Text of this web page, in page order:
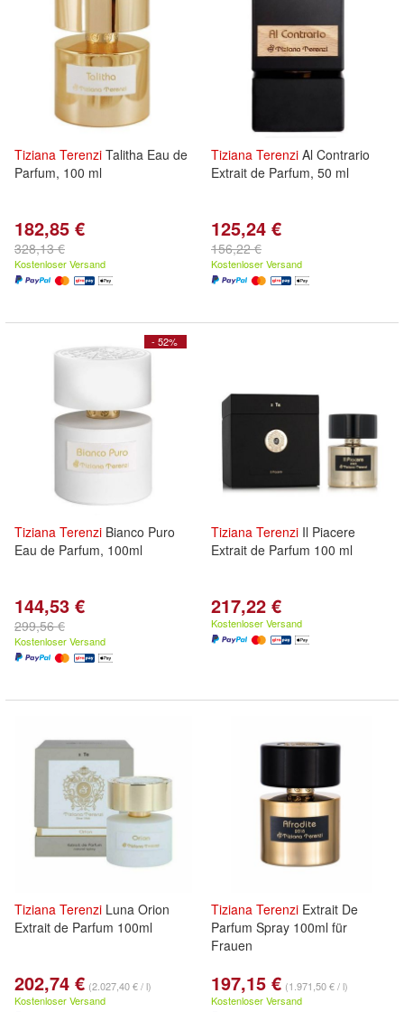
Tiziana Terenzi Talitha Eau de
Parfum, 100 ml
182,85 €
328,13 €
Kostenloser Versand
Tiziana Terenzi Al Contrario
Extrait de Parfum, 50 ml
125,24 €
156,22 €
Kostenloser Versand
- 52%
Tiziana Terenzi Bianco Puro
Eau de Parfum, 100ml
144,53 €
299,56 €
Kostenloser Versand
Tiziana Terenzi Il Piacere
Extrait de Parfum 100 ml
217,22 €
Kostenloser Versand
Tiziana Terenzi Luna Orion
Extrait de Parfum 100ml
202,74 € (2.027,40 € / l)
Kostenloser Versand
Tiziana Terenzi Extrait De
Parfum Spray 100ml für
Frauen
197,15 € (1.971,50 € / l)
Kostenloser Versand